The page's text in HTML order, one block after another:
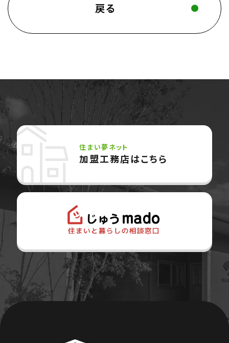
戻る
住まい夢ネット
加盟工務店はこちら